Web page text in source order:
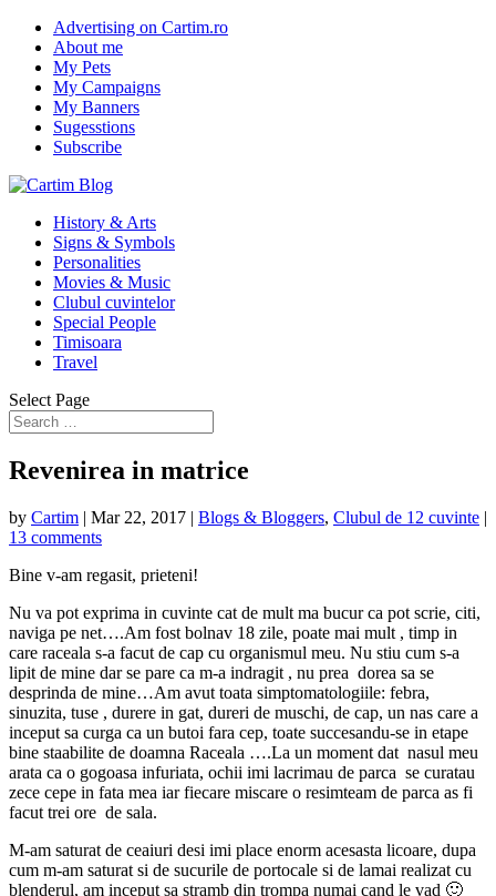
Advertising on Cartim.ro
About me
My Pets
My Campaigns
My Banners
Sugesstions
Subscribe
History & Arts
Signs & Symbols
Personalities
Movies & Music
Clubul cuvintelor
Special People
Timisoara
Travel
Select Page
Revenirea in matrice
by Cartim | Mar 22, 2017 | Blogs & Bloggers, Clubul de 12 cuvinte |
13 comments
Bine v-am regasit, prieteni!
Nu va pot exprima in cuvinte cat de mult ma bucur ca pot scrie, citi,
naviga pe net….Am fost bolnav 18 zile, poate mai mult , timp in
care raceala s-a facut de cap cu organismul meu. Nu stiu cum s-a
lipit de mine dar se pare ca m-a indragit , nu prea dorea sa se
desprinda de mine…Am avut toata simptomatologiile: febra,
sinuzita, tuse , durere in gat, dureri de muschi, de cap, un nas care a
inceput sa curga ca un butoi fara cep, toate succesandu-se in etape
bine staabilite de doamna Raceala ….La un moment dat nasul meu
arata ca o gogoasa infuriata, ochii imi lacrimau de parca se curatau
zece cepe in fata mea iar fiecare miscare o resimteam de parca as fi
facut trei ore de sala.
M-am saturat de ceaiuri desi imi place enorm acesasta licoare, dupa
cum m-am saturat si de sucurile de portocale si de lamai realizat cu
blenderul, am inceput sa stramb din trompa numai cand le vad 🙂